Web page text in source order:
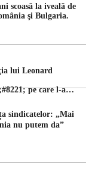
scoasă la iveală de
şi Bulgaria.
lui Leonard
pe care l-a
sindicatelor: „Mai
nu putem da”